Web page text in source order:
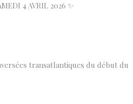
4 AVRIL 2026 ✨
transatlantiques du début du